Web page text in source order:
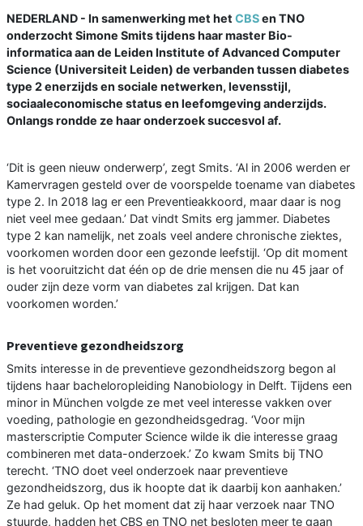
NEDERLAND - In samenwerking met het CBSen TNO
onderzocht Simone Smits tijdens haar master Bio-
informatica aan de Leiden Institute of Advanced Computer
Science (Universiteit Leiden) de verbanden tussen diabetes
type 2 enerzijds en sociale netwerken, levensstijl,
sociaaleconomische status en leefomgeving anderzijds.
Onlangs rondde ze haar onderzoek succesvol af.
‘Dit is geen nieuw onderwerp’, zegt Smits. ‘Al in 2006 werden er
Kamervragen gesteld over de voorspelde toename van diabetes
type 2. In 2018 lag er een Preventieakkoord, maar daar is nog
niet veel mee gedaan.’ Dat vindt Smits erg jammer. Diabetes
type 2 kan namelijk, net zoals veel andere chronische ziektes,
voorkomen worden door een gezonde leefstijl. ‘Op dit moment
is het vooruitzicht dat één op de drie mensen die nu 45 jaar of
ouder zijn deze vorm van diabetes zal krijgen. Dat kan
voorkomen worden.’
Preventieve gezondheidszorg
Smits interesse in de preventieve gezondheidszorg begon al
tijdens haar bacheloropleiding Nanobiology in Delft. Tijdens een
minor in München volgde ze met veel interesse vakken over
voeding, pathologie en gezondheidsgedrag. ‘Voor mijn
masterscriptie Computer Science wilde ik die interesse graag
combineren met data-onderzoek.’ Zo kwam Smits bij TNO
terecht. ‘TNO doet veel onderzoek naar preventieve
gezondheidszorg, dus ik hoopte dat ik daarbij kon aanhaken.’
Ze had geluk. Op het moment dat zij haar verzoek naar TNO
stuurde, hadden het CBS en TNO net besloten meer te gaan